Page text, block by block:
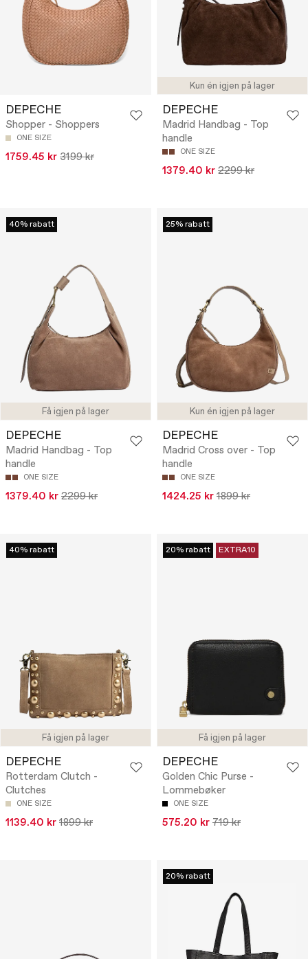
DEPECHE
Shopper - Shoppers
ONE SIZE
1759.45 kr 3199 kr
Kun én igjen på lager
DEPECHE
Madrid Handbag - Top
handle
ONE SIZE
1379.40 kr 2299 kr
Få igjen på lager
40% rabatt
DEPECHE
Madrid Handbag - Top
handle
ONE SIZE
1379.40 kr 2299 kr
Kun én igjen på lager
25% rabatt
DEPECHE
Madrid Cross over - Top
handle
ONE SIZE
1424.25 kr 1899 kr
Få igjen på lager
40% rabatt
DEPECHE
Rotterdam Clutch -
Clutches
ONE SIZE
1139.40 kr 1899 kr
Få igjen på lager
20% rabatt EXTRA10
DEPECHE
Golden Chic Purse -
Lommebøker
ONE SIZE
575.20 kr 719 kr
20% rabatt